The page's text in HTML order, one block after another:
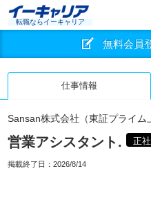
転職ならイーキャリア
無料会員
仕事情報
Sansan株式会社（東証プライム
営業アシスタント. 正
掲載終了日： 2026/8/14